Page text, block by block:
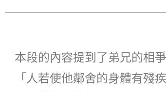
本段的內容提到了弟兄的相
「人若使他鄰舍的身體有殘